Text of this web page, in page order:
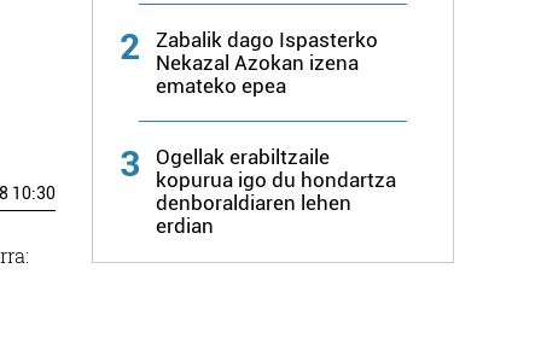
10:30
2
Zabalik dago Ispasterko
Nekazal Azokan izena
emateko epea
3
Ogellak erabiltzaile
kopurua igo du hondartza
denboraldiaren lehen
erdian